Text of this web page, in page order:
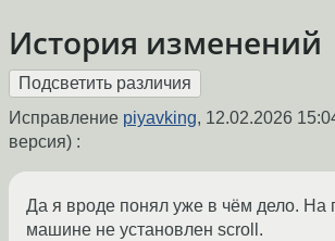
История изменений
Исправление piyavking, 12.02.2026
версия) :
Да я вроде понял уже в чём дело. На
машине не установлен scroll.